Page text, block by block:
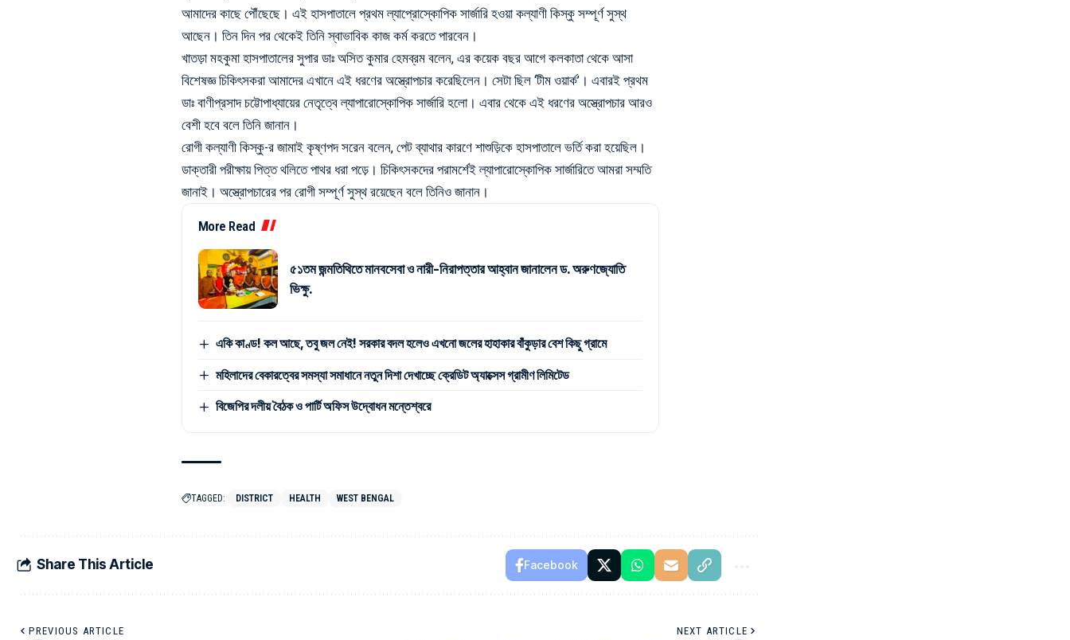
আমাদের কাছে পৌঁছেছে। এই হাসপাতালে প্রথম ল্যাপ্রোস্কোপিক সার্জারি হওয়া কল্যাণী কিস্কু সম্পূর্ণ সুস্থ
আছেন। তিন দিন পর থেকেই তিনি স্বাভাবিক কাজ কর্ম করতে পারবেন।
খাতড়া মহকুমা হাসপাতালের সুপার ডাঃ অসিত কুমার হেমব্রম বলেন, এর কয়েক বছর আগে কলকাতা থেকে আসা
বিশেষজ্ঞ চিকিৎসকরা আমাদের এখানে এই ধরণের অস্ত্রোপচার করেছিলেন। সেটা ছিল ‘টীম ওয়ার্ক’। এবারই প্রথম
ডাঃ বাণীপ্রসাদ চট্টোপাধ্যায়ের নেতৃত্বে ল্যাপারোস্কোপিক সার্জারি হলো। এবার থেকে এই ধরণের অস্ত্রোপচার আরও
বেশী হবে বলে তিনি জানান।
রোগী কল্যাণী কিস্কু-র জামাই কৃষ্ণপদ সরেন বলেন, পেট ব্যাথার কারণে শাশুড়িকে হাসপাতালে ভর্তি করা হয়েছিল।
ডাক্তারী পরীক্ষায় পিত্ত থলিতে পাথর ধরা পড়ে। চিকিৎসকদের পরামর্শেই ল্যাপারোস্কোপিক সার্জারিতে আমরা সম্মতি
জানাই। অস্ত্রোপচারের পর রোগী সম্পূর্ণ সুস্থ রয়েছেন বলে তিনিও জানান।
More Read
৫১তম জন্মতিথিতে মানবসেবা ও নারী-নিরাপত্তার আহ্বান জানালেন ড. অরুণজ্যোতি
ভিক্ষু.
একি কাণ্ড! কল আছে, তবু জল নেই! সরকার বদল হলেও এখনো জলের হাহাকার বাঁকুড়ার বেশ কিছু গ্রামে
মহিলাদের বেকারত্বের সমস্যা সমাধানে নতুন দিশা দেখাচ্ছে ক্রেডিট অ্যাক্সেস গ্রামীণ লিমিটেড
বিজেপির দলীয় বৈঠক ও পার্টি অফিস উদ্বোধন মন্তেশ্বরে
TAGGED: DISTRICT HEALTH WEST BENGAL
Share This Article Facebook
PREVIOUS ARTICLE NEXT ARTICLE